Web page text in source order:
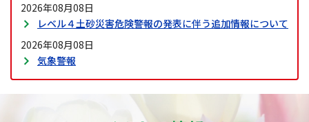
2026年08月08日
レベル４土砂災害危険警報の発表に伴う追加情報について
2026年08月08日
気象警報